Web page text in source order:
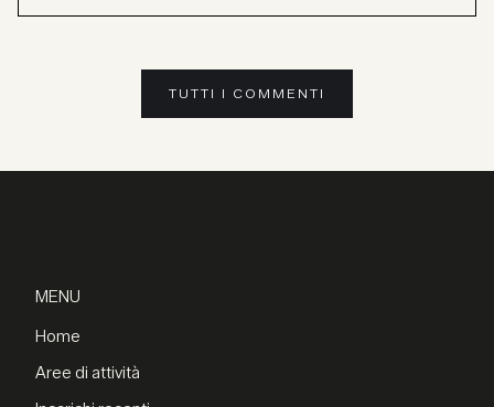
TUTTI I COMMENTI
MENU
Home
Aree di attività